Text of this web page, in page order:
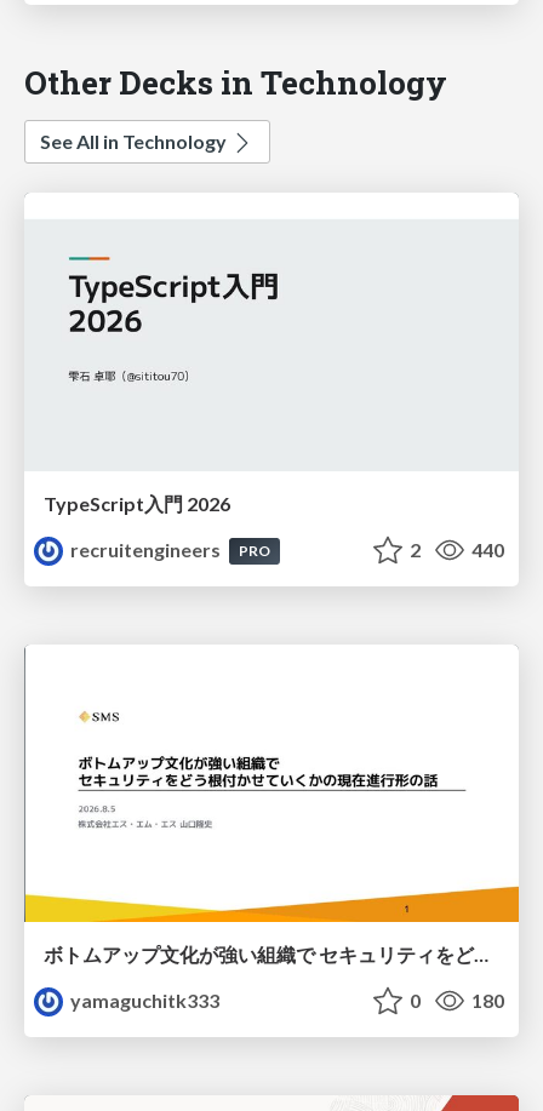
Other Decks in Technology
See All in Technology
TypeScript入門 2026
recruitengineers
PRO 2 440
ボトムアップ文化が強い組織で セキュリティをどう根付かせていくかの現在進行形の話 / Making Security Stick in a Bottom-Up Organization
yamaguchitk333
0 180